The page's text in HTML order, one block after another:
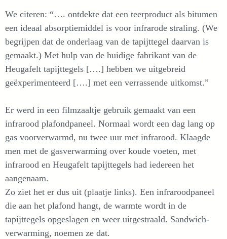
We citeren: “…. ontdekte dat een teerproduct als bitumen
een ideaal absorptiemiddel is voor infrarode straling. (We
begrijpen dat de onderlaag van de tapijttegel daarvan is
gemaakt.) Met hulp van de huidige fabrikant van de
Heugafelt tapijttegels [….] hebben we uitgebreid
geëxperimenteerd [….] met een verrassende uitkomst.”
Er werd in een filmzaaltje gebruik gemaakt van een
infrarood plafondpaneel. Normaal wordt een dag lang op
gas voorverwarmd, nu twee uur met infrarood. Klaagde
men met de gasverwarming over koude voeten, met
infrarood en Heugafelt tapijttegels had iedereen het
aangenaam.
Zo ziet het er dus uit (plaatje links). Een infraroodpaneel
die aan het plafond hangt, de warmte wordt in de
tapijttegels opgeslagen en weer uitgestraald. Sandwich-
verwarming, noemen ze dat.